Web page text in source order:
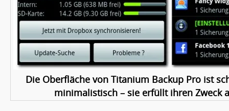
Die Oberfläche von Titanium Backup Pro ist
minimalistisch – sie erfüllt ihren Zweck